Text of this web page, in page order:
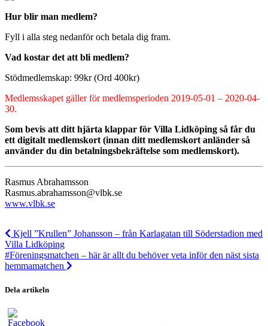
Hur blir man medlem?
Fyll i alla steg nedanför och betala dig fram.
Vad kostar det att bli medlem?
Stödmedlemskap: 99kr (Ord 400kr)
Medlemsskapet gäller för medlemsperioden 2019-05-01 – 2020-04-
30.
Som bevis att ditt hjärta klappar för Villa Lidköping så får du
ett digitalt medlemskort (innan ditt medlemskort anländer så
använder du din betalningsbekräftelse som medlemskort).
Rasmus Abrahamsson
Rasmus.abrahamsson@vlbk.se
www.vlbk.se
Kjell ”Krullen” Johansson – från Karlagatan till Söderstadion med
Villa Lidköping
#Föreningsmatchen – här är allt du behöver veta inför den näst sista
hemmamatchen
Dela artikeln